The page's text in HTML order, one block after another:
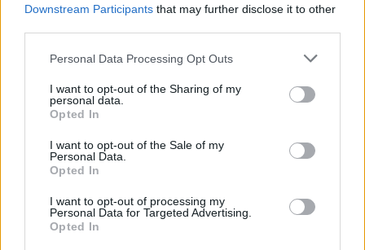
Downstream Participants that may further disclose it to other
Please note that this website/app uses one or more Google
not limited to your visit or usage behaviour. You may click to
grant or deny consent to Google and its third-party tags to
use your data for below specified purposes in below Google
consent section.
Personal Data Processing Opt Outs
I want to opt-out of the Sharing of my
personal data.
Opted In
I want to opt-out of the Sale of my
Personal Data.
Opted In
I want to opt-out of processing my
Personal Data for Targeted Advertising.
Opted In
ευφάνταστες κατασκευές από χριστουγεννιάτικο πηλό.
Πέμπτη 30 Δεκεμβρίου 2021